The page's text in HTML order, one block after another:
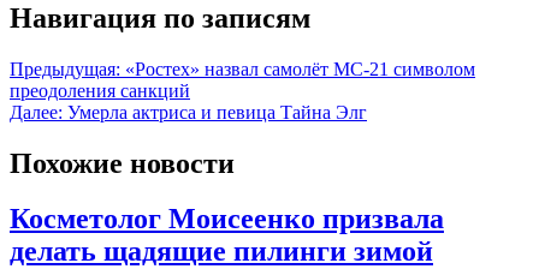
Навигация по записям
Предыдущая: «Ростех» назвал самолёт МС-21 символом
преодоления санкций
Далее: Умерла актриса и певица Тайна Элг
Похожие новости
Косметолог Моисеенко призвала
делать щадящие пилинги зимой